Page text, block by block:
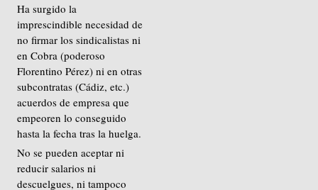
Ha surgido la
imprescindible necesidad de
no firmar los sindicalistas ni
en Cobra (poderoso
Florentino Pérez) ni en otras
subcontratas (Cádiz, etc.)
acuerdos de empresa que
empeoren lo conseguido
hasta la fecha tras la huelga.
No se pueden aceptar ni
reducir salarios ni
descuelgues, ni tampoco